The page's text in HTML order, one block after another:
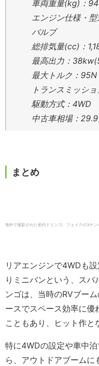
車両重量(kg)：
エンジン仕様・
バルブ
総排気量(cc)：
最高出力：
最大トルク：
トランスミッシ
駆動方式：4WD
中古車相場：
まとめ
海外で撮影された初代ドミンゴ。フェイクの3ナ
リアエンジンで4WDも
りミニバンという、スバ
ンゴは、当時のRVブー
ースでスペース効率に優
こともあり、ヒット作と
特に4WDの設定や車中
ら、アウトドアブーム